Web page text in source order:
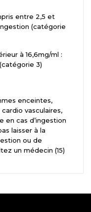
entre 2,5 et
(catégorie
à 16,6mg/ml :
3)
enceintes,
vasculaires,
en cas d’ingestion
laisser à la
ou de
un médecin (15)